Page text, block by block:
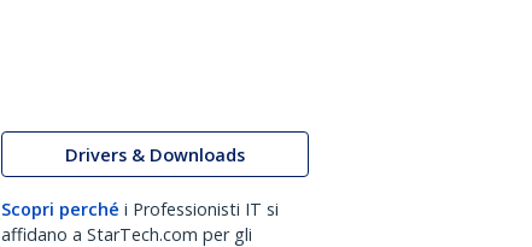
Drivers & Downloads
Scopri perché i Professionisti IT si
affidano a StarTech.com per gli